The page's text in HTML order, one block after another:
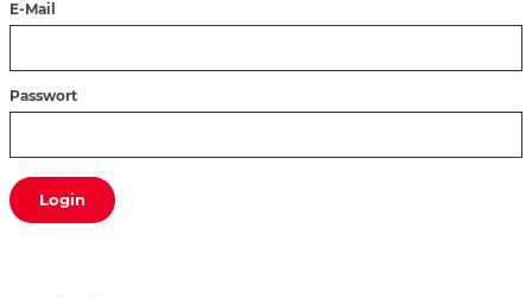
E-Mail
Passwort
Login